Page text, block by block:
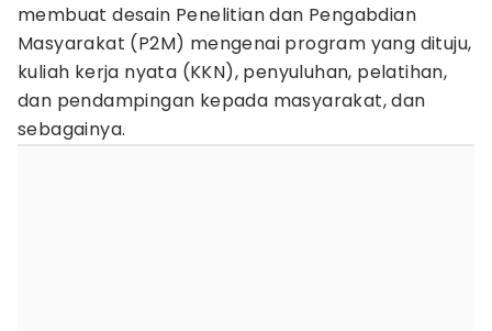
membuat desain Penelitian dan Pengabdian
Masyarakat (P2M) mengenai program yang dituju,
kuliah kerja nyata (KKN), penyuluhan, pelatihan,
dan pendampingan kepada masyarakat, dan
sebagainya.